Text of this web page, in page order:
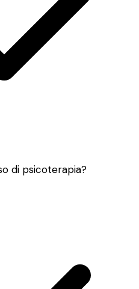
di psicoterapia?